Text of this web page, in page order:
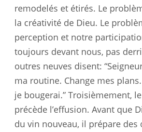
remodelés et étirés. Le
la créativité de Dieu. Le
perception et notre
toujours devant nous, pas
outres neuves disent:
ma routine. Change mes
je bougerai.” Troisièmement,
précède l’effusion. Avant que
du vin nouveau, il prépare des